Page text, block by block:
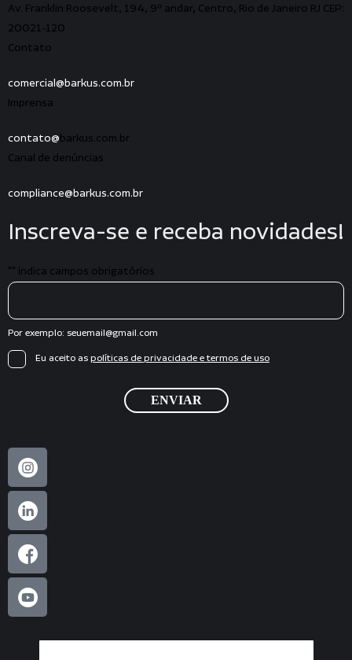
Av. Franklin Roosevelt, 194, 9º andar, Centro, Rio de Janeiro RJ CEP:
20021-120
Contato
comercial@barkus.com.br
Imprensa
contato@barkus.com.br
Canal de denúncias
compliance@barkus.com.br
Inscreva-se e receba novidades!
"" indica campos obrigatórios
E-
mail
Por exemplo: seuemail@gmail.com
TermosEu aceito as políticas de privacidade e termos de uso
ENVIAR